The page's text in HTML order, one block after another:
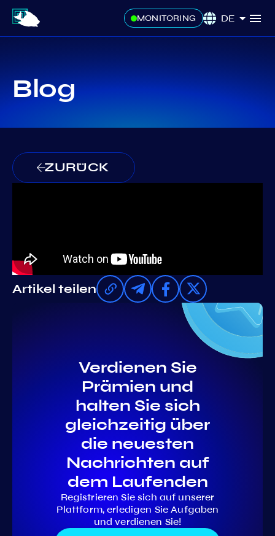
MONITORING DE
Blog
ZURÜCK
Artikel teilen
Verdienen Sie
Prämien und
halten Sie sich
gleichzeitig über
die neuesten
Nachrichten auf
dem Laufenden
Registrieren Sie sich auf unserer
Plattform, erledigen Sie Aufgaben
und verdienen Sie!